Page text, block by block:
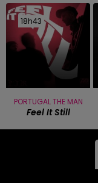
18h43
18h43
PORTUGAL THE MAN
Feel It Still